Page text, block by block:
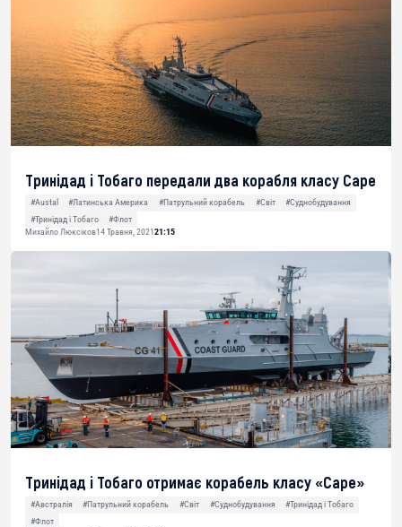
Тринідад і Тобаго передали два корабля класу Cape
#Austal #Латинська Америка #Патрульний корабель #Світ
#Суднобудування
#Тринідад і Тобаго
#Флот
Михайло Люксіков14 Травня, 202121:15
Тринідад і Тобаго отримає корабель класу «Cape»
#Австралія #Патрульний корабель #Світ #Суднобудування
#Тринідад і Тобаго
#Флот